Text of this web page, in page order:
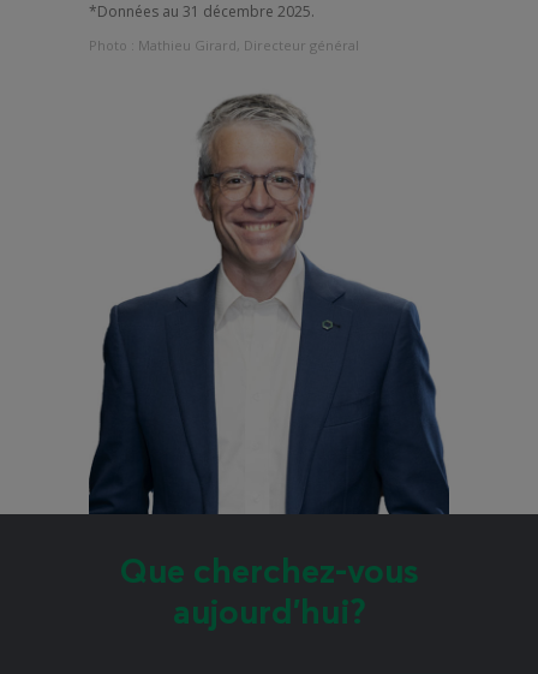
*Données au 31 décembre 2025.
Photo : Mathieu Girard, Directeur général
Que cherchez-vous
aujourd’hui?